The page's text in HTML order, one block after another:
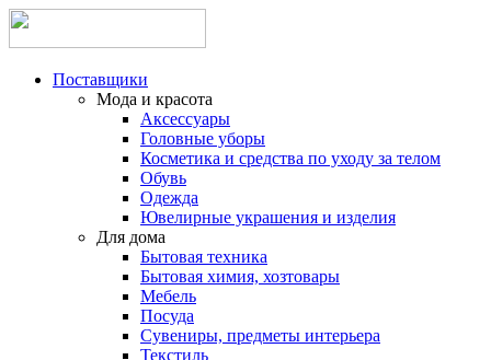
Поставщики
Мода и красота
Аксессуары
Головные уборы
Косметика и средства по уходу за телом
Обувь
Одежда
Ювелирные украшения и изделия
Для дома
Бытовая техника
Бытовая химия, хозтовары
Мебель
Посуда
Сувениры, предметы интерьера
Текстиль